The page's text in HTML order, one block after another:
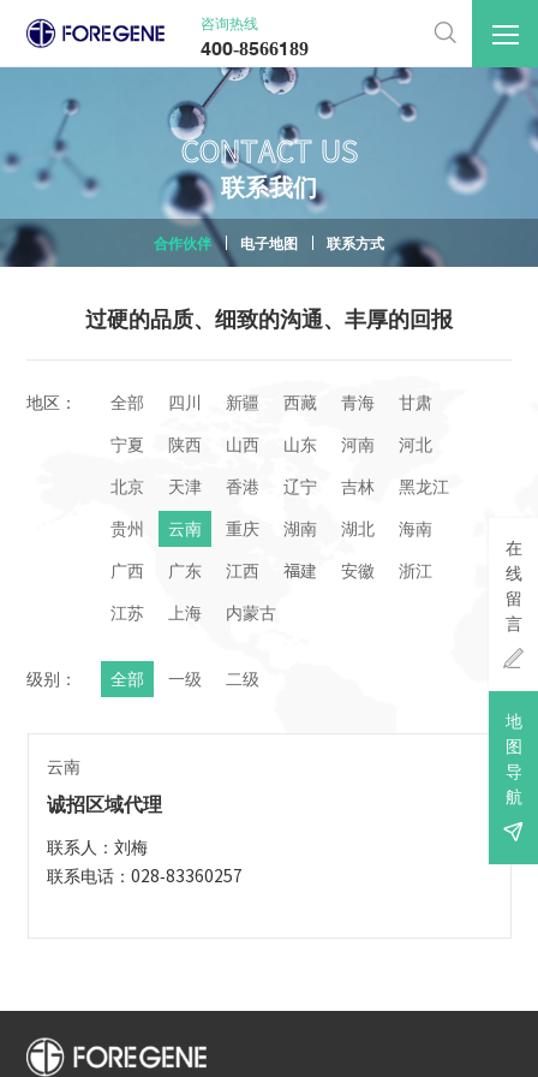
咨询热线
400-8566189

在
线
留
言

地
图
导
航

CONTACT US
联系我们
合作伙伴 电子地图 联系方式
过硬的品质、细致的沟通、丰厚的回报
地区： 全部 四川 新疆 西藏 青海 甘肃
宁夏 陕西 山西 山东 河南 河北
北京 天津 香港 辽宁 吉林 黑龙江
贵州 云南 重庆 湖南 湖北 海南
广西 广东 江西 福建 安徽 浙江
江苏 上海 内蒙古
级别： 全部 一级 二级
云南
诚招区域代理
联系人：刘梅
联系电话：028-83360257